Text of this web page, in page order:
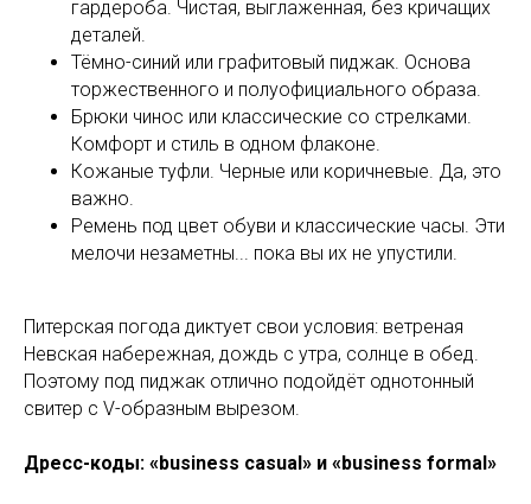
гардероба. Чистая, выглаженная, без кричащих
деталей.
Тёмно-синий или графитовый пиджак. Основа
торжественного и полуофициального образа.
Брюки чинос или классические со стрелками.
Комфорт и стиль в одном флаконе.
Кожаные туфли. Черные или коричневые. Да, это
важно.
Ремень под цвет обуви и классические часы. Эти
мелочи незаметны... пока вы их не упустили.
Питерская погода диктует свои условия: ветреная
Невская набережная, дождь с утра, солнце в обед.
Поэтому под пиджак отлично подойдёт однотонный
свитер с V-образным вырезом.
Дресс-коды: «business casual» и «business formal»